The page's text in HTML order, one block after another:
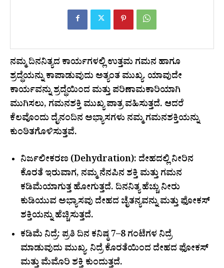
ನಮ್ಮ ದಿನನಿತ್ಯದ ಕಾರ್ಯಗಳಲ್ಲಿ ಉತ್ತಮ ಗಮನ ಹಾಗೂ
ಶ್ರದ್ಧೆಯನ್ನು ಕಾಪಾಡುವುದು ಅತ್ಯಂತ ಮುಖ್ಯ. ಯಾವುದೇ
ಕಾರ್ಯವನ್ನು ಶ್ರದ್ಧೆಯಿಂದ ಮತ್ತು ಪರಿಣಾಮಕಾರಿಯಾಗಿ
ಮುಗಿಸಲು, ಗಮನಶಕ್ತಿ ಮುಖ್ಯ ಪಾತ್ರ ವಹಿಸುತ್ತದೆ. ಆದರೆ
ಕೆಲವೊಂದು ದೈನಂದಿನ ಅಭ್ಯಾಸಗಳು ನಮ್ಮ ಗಮನಶಕ್ತಿಯನ್ನು
ಕುಂಠಿತಗೊಳಿಸುತ್ತವೆ.
ನಿರ್ಜಲೀಕರಣ (Dehydration): ದೇಹದಲ್ಲಿ ನೀರಿನ
ಕೊರತೆ ಇರುವಾಗ, ನಮ್ಮ ನೆನಪಿನ ಶಕ್ತಿ ಮತ್ತು ಗಮನ
ಕಡಿಮೆಯಾಗುತ್ತ ಹೋಗುತ್ತದೆ. ದಿನನಿತ್ಯ ಹೆಚ್ಚು ನೀರು
ಕುಡಿಯುವ ಅಭ್ಯಾಸವು ದೇಹದ ಚೈತನ್ಯವನ್ನು ಮತ್ತು ಫೋಕಸ್
ಶಕ್ತಿಯನ್ನು ಹೆಚ್ಚಿಸುತ್ತದೆ.
ಕಡಿಮೆ ನಿದ್ರೆ: ಪ್ರತಿ ದಿನ ಕನಿಷ್ಠ 7–8 ಗಂಟೆಗಳ ನಿದ್ರೆ
ಮಾಡುವುದು ಮುಖ್ಯ. ನಿದ್ರೆ ಕೊರತೆಯಿಂದ ದೇಹದ ಫೋಕಸ್
ಮತ್ತು ಮೆಮೊರಿ ಶಕ್ತಿ ಕುಂದುತ್ತದೆ.